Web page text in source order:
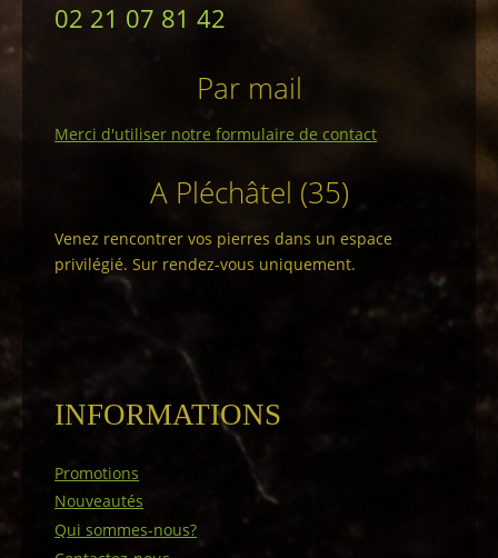
02 21 07 81 42
Par mail
Merci d'utiliser notre formulaire de contact
A Pléchâtel (35)
Venez rencontrer vos pierres dans un espace
privilégié. Sur rendez-vous uniquement.
INFORMATIONS
Promotions
Nouveautés
Qui sommes-nous?